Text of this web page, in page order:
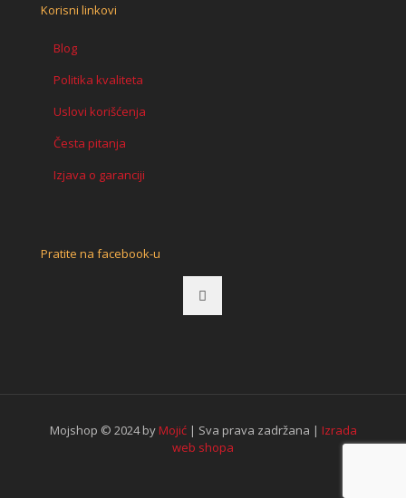
Korisni linkovi
Blog
Politika kvaliteta
Uslovi korišćenja
Česta pitanja
Izjava o garanciji
Pratite na facebook-u
Mojshop © 2024 byMojić| Sva prava zadržana | Izrada
web shopa